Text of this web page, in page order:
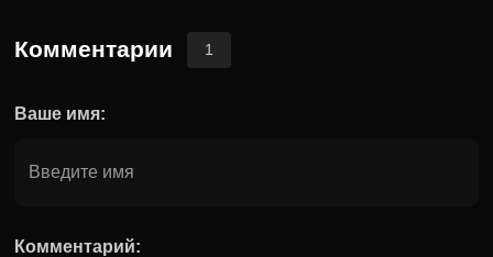
Комментарии 1
Ваше имя:
Комментарий: